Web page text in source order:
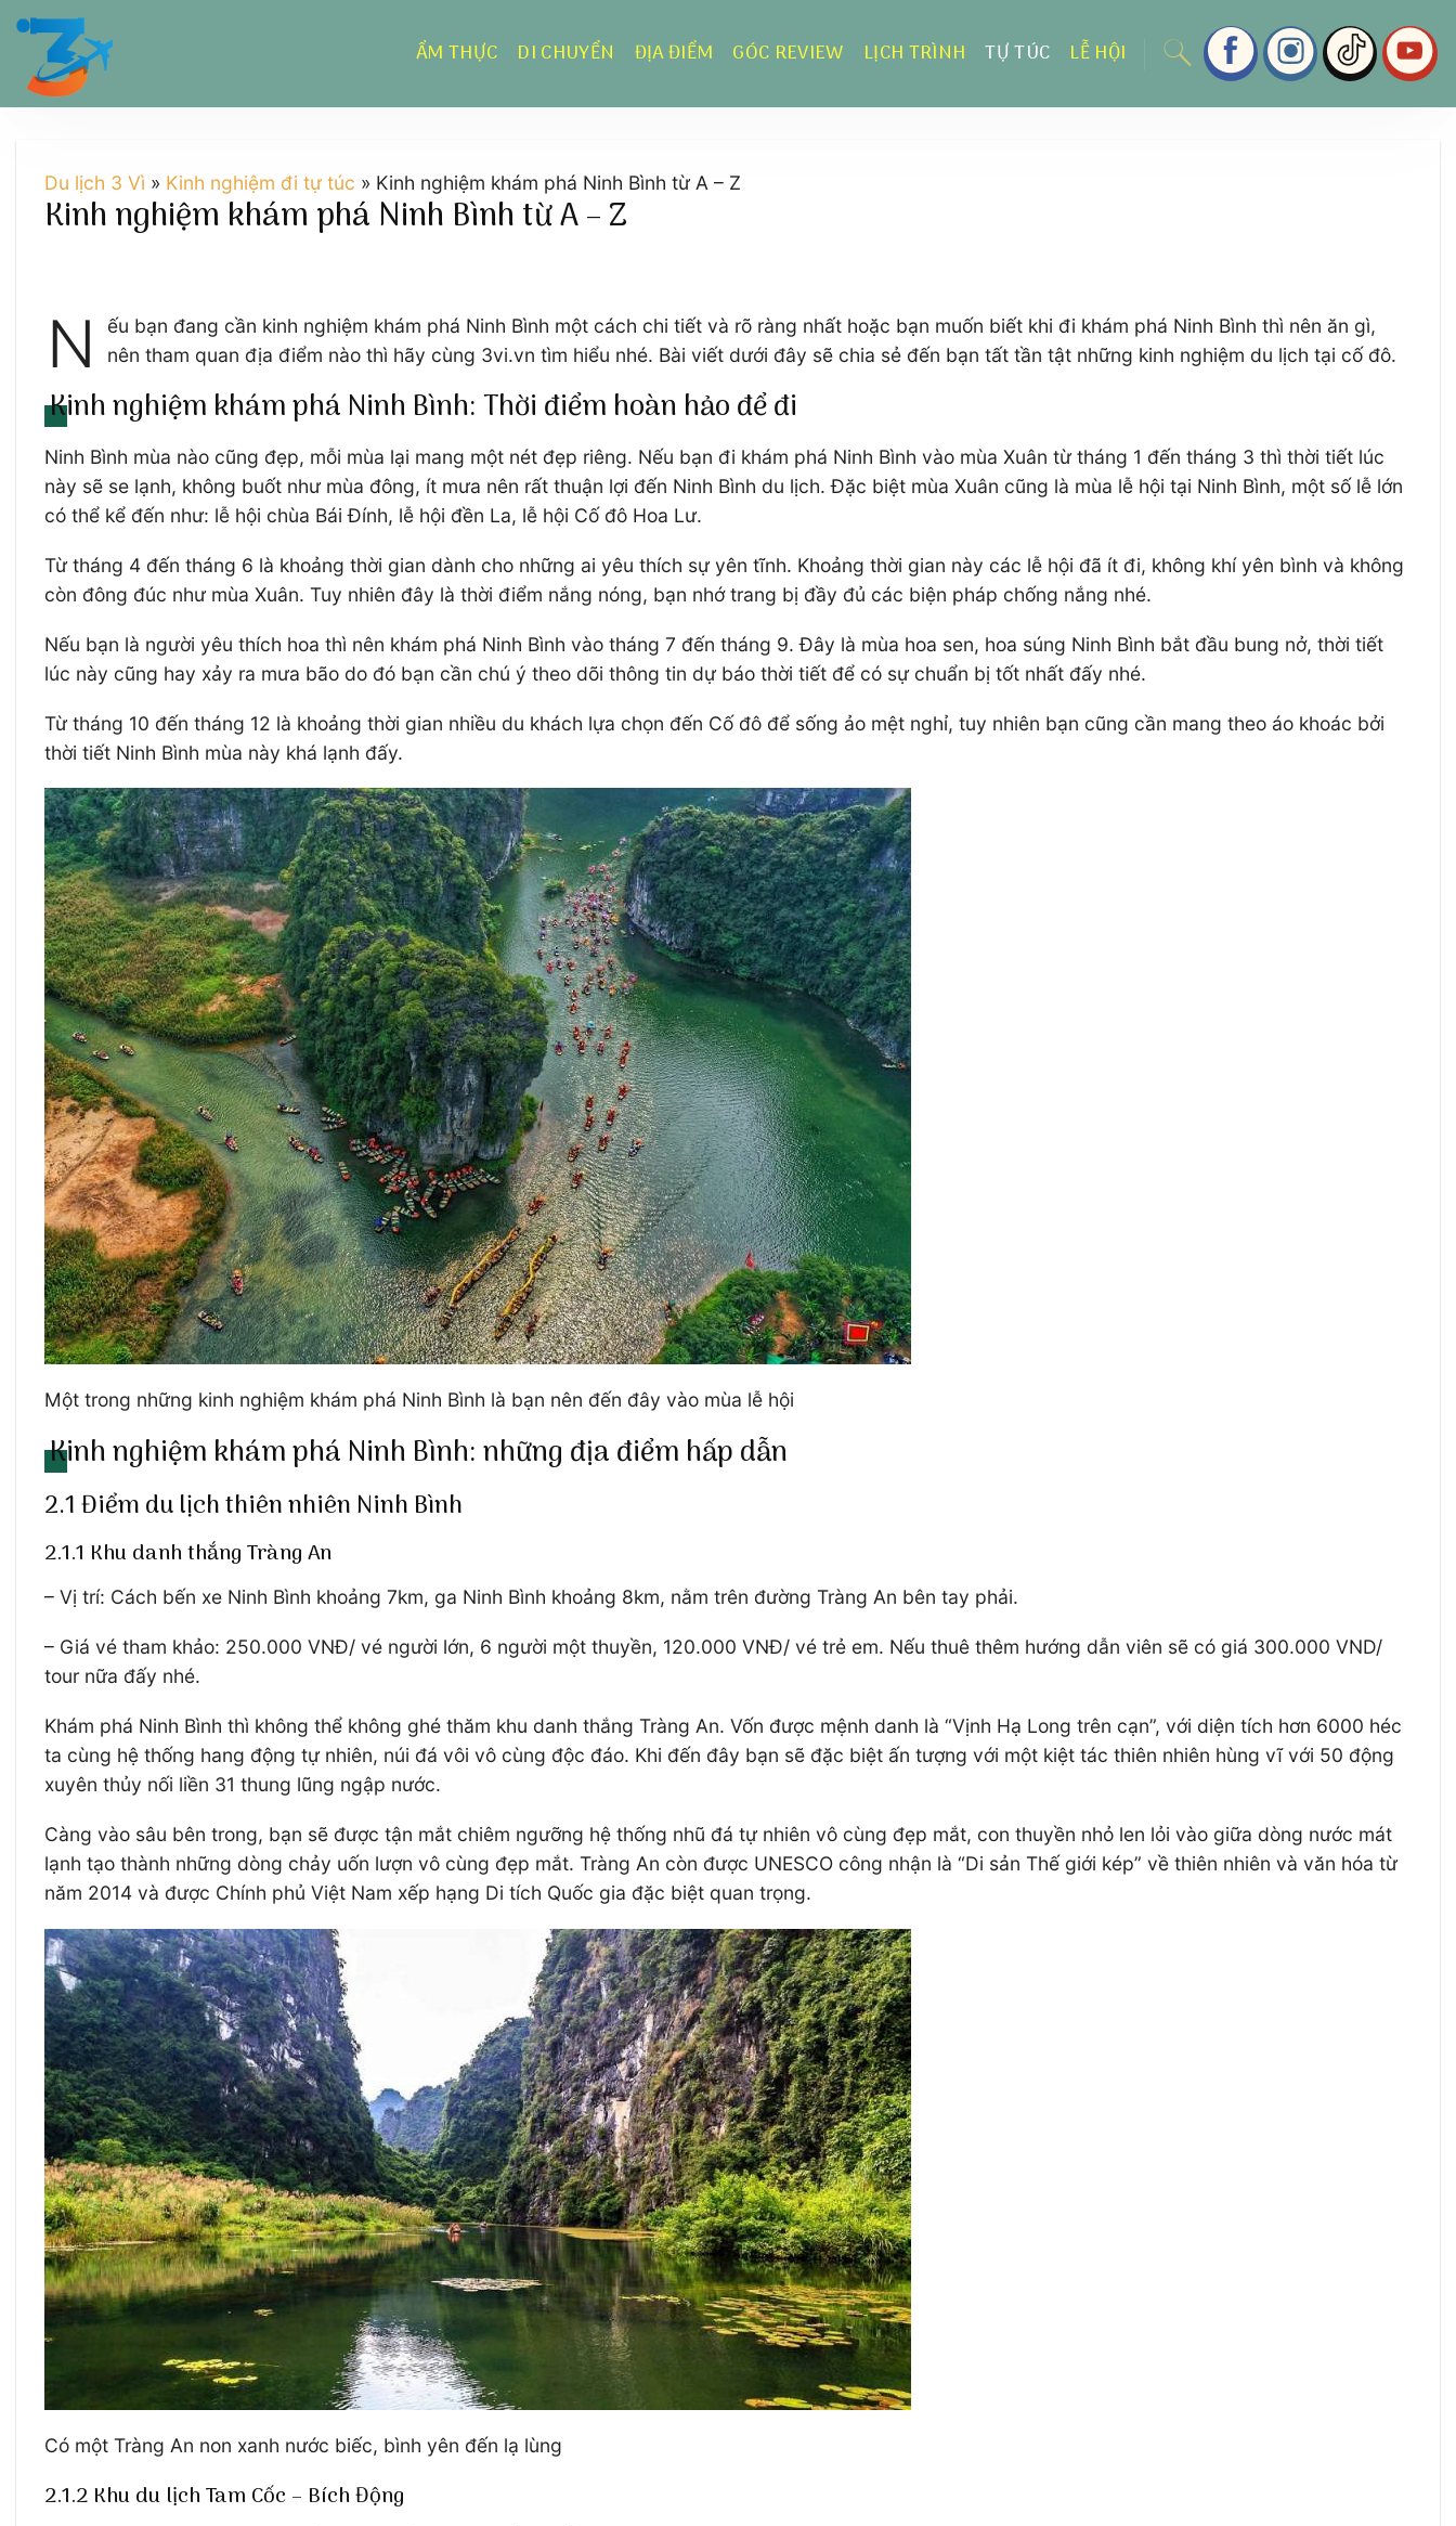
Chuyển
dung
ẨM THỰC DI CHUYỂN ĐỊA ĐIỂM GÓC REVIEW LỊCH TRÌNH TỰ TÚC LỄ HỘI
Du lịch 3 Vì » Kinh nghiệm đi tự túc » Kinh nghiệm khám phá Ninh Bình từ A – Z
Kinh nghiệm khám phá Ninh Bình từ A – Z
N
ếu bạn đang cần kinh nghiệm khám phá Ninh Bình một cách chi tiết và rõ ràng nhất hoặc bạn muốn biết khi đi khám phá Ninh Bình thì nên ăn gì,
nên tham quan địa điểm nào thì hãy cùng 3vi.vn tìm hiểu nhé. Bài viết dưới đây sẽ chia sẻ đến bạn tất tần tật những kinh nghiệm du lịch tại cố đô.
Kinh nghiệm khám phá Ninh Bình: Thời điểm hoàn hảo để đi
Ninh Bình mùa nào cũng đẹp, mỗi mùa lại mang một nét đẹp riêng. Nếu bạn đi khám phá Ninh Bình vào mùa Xuân từ tháng 1 đến tháng 3 thì thời tiết lúc
này sẽ se lạnh, không buốt như mùa đông, ít mưa nên rất thuận lợi đến Ninh Bình du lịch. Đặc biệt mùa Xuân cũng là mùa lễ hội tại Ninh Bình, một số lễ lớn
có thể kể đến như: lễ hội chùa Bái Đính, lễ hội đền La, lễ hội Cố đô Hoa Lư.
Từ tháng 4 đến tháng 6 là khoảng thời gian dành cho những ai yêu thích sự yên tĩnh. Khoảng thời gian này các lễ hội đã ít đi, không khí yên bình và không
còn đông đúc như mùa Xuân. Tuy nhiên đây là thời điểm nắng nóng, bạn nhớ trang bị đầy đủ các biện pháp chống nắng nhé.
Nếu bạn là người yêu thích hoa thì nên khám phá Ninh Bình vào tháng 7 đến tháng 9. Đây là mùa hoa sen, hoa súng Ninh Bình bắt đầu bung nở, thời tiết
lúc này cũng hay xảy ra mưa bão do đó bạn cần chú ý theo dõi thông tin dự báo thời tiết để có sự chuẩn bị tốt nhất đấy nhé.
Từ tháng 10 đến tháng 12 là khoảng thời gian nhiều du khách lựa chọn đến Cố đô để sống ảo mệt nghỉ, tuy nhiên bạn cũng cần mang theo áo khoác bởi
thời tiết Ninh Bình mùa này khá lạnh đấy.
Một trong những kinh nghiệm khám phá Ninh Bình là bạn nên đến đây vào mùa lễ hội
Kinh nghiệm khám phá Ninh Bình: những địa điểm hấp dẫn
2.1 Điểm du lịch thiên nhiên Ninh Bình
2.1.1 Khu danh thắng Tràng An
– Vị trí: Cách bến xe Ninh Bình khoảng 7km, ga Ninh Bình khoảng 8km, nằm trên đường Tràng An bên tay phải.
– Giá vé tham khảo: 250.000 VNĐ/ vé người lớn, 6 người một thuyền, 120.000 VNĐ/ vé trẻ em. Nếu thuê thêm hướng dẫn viên sẽ có giá 300.000 VND/
tour nữa đấy nhé.
Khám phá Ninh Bình thì không thể không ghé thăm khu danh thắng Tràng An. Vốn được mệnh danh là “Vịnh Hạ Long trên cạn”, với diện tích hơn 6000 héc
ta cùng hệ thống hang động tự nhiên, núi đá vôi vô cùng độc đáo. Khi đến đây bạn sẽ đặc biệt ấn tượng với một kiệt tác thiên nhiên hùng vĩ với 50 động
xuyên thủy nối liền 31 thung lũng ngập nước.
Càng vào sâu bên trong, bạn sẽ được tận mắt chiêm ngưỡng hệ thống nhũ đá tự nhiên vô cùng đẹp mắt, con thuyền nhỏ len lỏi vào giữa dòng nước mát
lạnh tạo thành những dòng chảy uốn lượn vô cùng đẹp mắt. Tràng An còn được UNESCO công nhận là “Di sản Thế giới kép” về thiên nhiên và văn hóa từ
năm 2014 và được Chính phủ Việt Nam xếp hạng Di tích Quốc gia đặc biệt quan trọng.
Có một Tràng An non xanh nước biếc, bình yên đến lạ lùng
2.1.2 Khu du lịch Tam Cốc – Bích Động